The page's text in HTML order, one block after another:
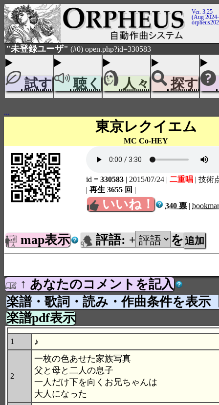
Ver. 3.25
(Aug
"未登録ユーザ" (#0) open.php?id=330583
試す 聴く 人々 探す
...
東京レクイエム
MC Co-HEY
id = 330583 | 2015/07/24 | 二重唱 | 技術
| 再生 3655 回 |
いいね！ 340 票 |
map表示 評語: + を
↑ あなたのコメントを記入
楽譜・歌詞・読み・作曲条件を表示
楽譜pdf表示
1 ♪
2
一枚の色あせた家族写真
父と母と二人の息子
一人だけ下を向くお兄ちゃんは
大人になった